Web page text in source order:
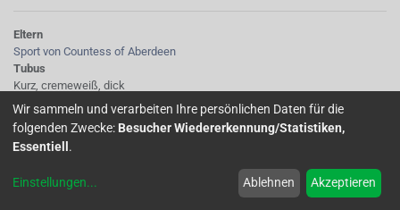
Eltern
Sport von Countess of Aberdeen
Tubus
Kurz, cremeweiß, dick
Sepalen
creme, dick zurückgeschlagen
Korolle/Petalen
Hellrosa
einfach, mittelgross
Wir sammeln und verarbeiten Ihre persönlichen Daten für die
folgenden Zwecke: Besucher Wiedererkennung/Statistiken,
Essentiell .
Einstellungen... Ablehnen Akzeptieren